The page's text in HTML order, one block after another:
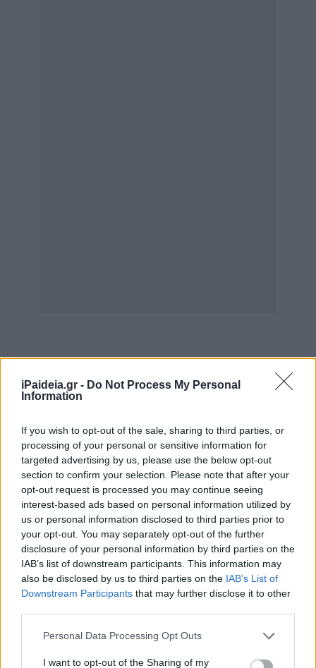
iPaideia.gr - Do Not Process My Personal
Information
If you wish to opt-out of the sale, sharing to third parties, or
processing of your personal or sensitive information for
targeted advertising by us, please use the below opt-out
section to confirm your selection. Please note that after your
opt-out request is processed you may continue seeing
interest-based ads based on personal information utilized by
us or personal information disclosed to third parties prior to
your opt-out. You may separately opt-out of the further
disclosure of your personal information by third parties on the
IAB’s list of downstream participants. This information may
also be disclosed by us to third parties on the IAB’s List of
Downstream Participants that may further disclose it to other
Please note that this website/app uses one or more Google
not limited to your visit or usage behaviour. You may click to
Personal Data Processing Opt Outs
I want to opt-out of the Sharing of my
από τον τρόπο με τον οποίο οι κατηγορούμενοι φέρονται
να επιχείρησαν να κρύψουν τον σουγιά.
Σύμφωνα με το epiruspost.gr, ένας από τους δύο
ανήλικους φέρεται να έδωσε το αντικείμενο σε ανήλικη
κοπέλα, ζητώντας της να το φυλάξει στη σχολική της
τσάντα.
Τι κατέθεσε η ανήλικη
Η ανήλικη, σύμφωνα με την Αστυνομία, δεν γνώριζε τι